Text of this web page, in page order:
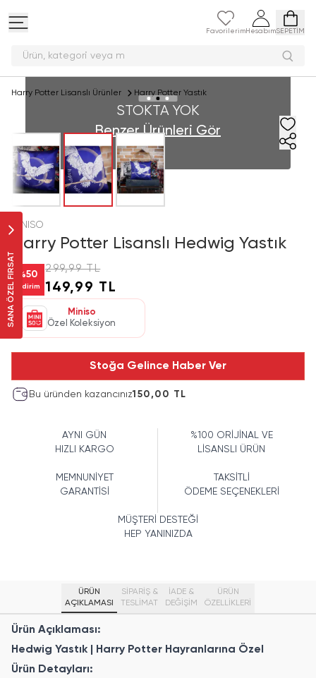
Favorilerim HesabımSEPETİM
Ürün, kategori ve
SANA ÖZEL FIRSAT
Harry Potter Lisanslı Ürünler Harry Potter Yastık
STOKTA YOK
Benzer Ürünleri Gör
MINISO
Harry Potter Lisanslı Hedwig Yastık
%50
İndirim
299,99 TL
149,99 TL
Miniso
Özel Koleksiyon
Stoğa Gelince Haber Ver
Bu üründen kazancınız150,00 TL
AYNI GÜN
HIZLI KARGO
%100 ORİJİNAL VE
LİSANSLI ÜRÜN
MEMNUNİYET
GARANTİSİ
TAKSİTLİ
ÖDEME SEÇENEKLERİ
MÜŞTERİ DESTEĞİ
HEP YANINIZDA
ÜRÜN
AÇIKLAMASI
SİPARİŞ &
TESLİMAT
İADE &
DEĞİŞİM
ÜRÜN
ÖZELLIKLERI
Ürün Açıklaması:
Hedwig Yastık | Harry Potter Hayranlarına Özel
Ürün Detayları: